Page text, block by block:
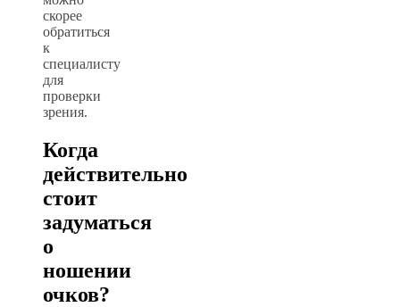
скорее
обратиться
к
специалисту
для
проверки
зрения.
Когда
действительно
стоит
задуматься
о
ношении
очков?